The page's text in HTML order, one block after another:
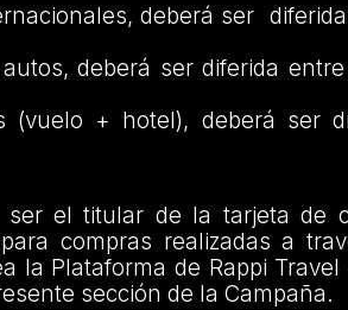
deberá ser
deberá ser diferida
(vuelo + hotel), deberá ser
el titular de la tarjeta de
compras realizadas a
la Plataforma de Rappi Travel
sección de la Campaña.